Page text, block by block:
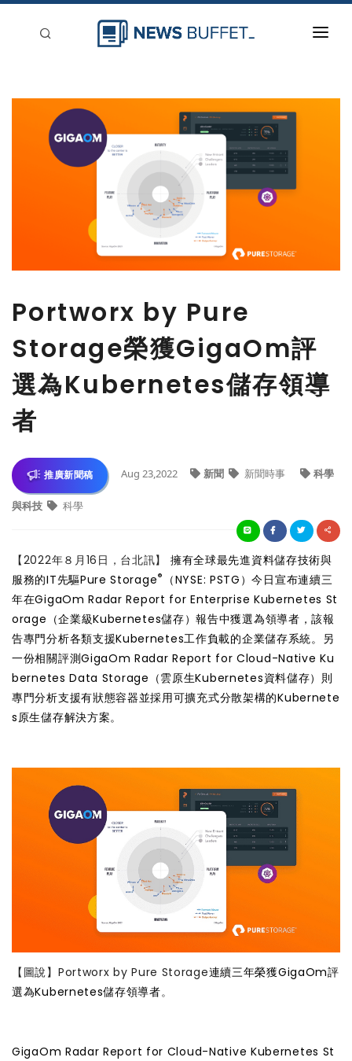
新聞稿分類
登入
刊登
Portworx by Pure
Storage榮獲GigaOm評
選為Kubernetes儲存領導
者
推廣新聞稿 Aug 23,2022 新聞 新聞時事 科學
與科技 科學
【2022年８月16日，台北訊】
擁有全球最先進資料儲存技術與
服務的IT先驅Pure Storage®
（NYSE: PSTG）今日宣布連續三
年在GigaOm Radar Report for Enterprise Kubernetes St
orage（企業級Kubernetes儲存）報告中獲選為領導者，該報
告專門分析各類支援Kubernetes工作負載的企業儲存系統。另
一份相關評測GigaOm Radar Report for Cloud-Native Ku
bernetes Data Storage（雲原生Kubernetes資料儲存）則
專門分析支援有狀態容器並採用可擴充式分散架構的Kubernete
s原生儲存解決方案。
【圖說】Portworx by Pure Storage連續三年榮獲GigaOm評
選為Kubernetes儲存領導者。
GigaOm Radar Report for Cloud-Native Kubernetes St